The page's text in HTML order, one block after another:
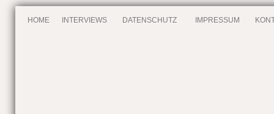
HOME INTERVIEWS DATENSCHUTZ IMPRESSUM